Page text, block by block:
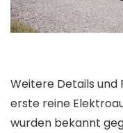
Weitere Details und
erste reine
wurden bekannt